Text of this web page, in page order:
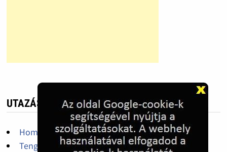
UTAZÁS - KÉPEK
Homokos tengerpart, Lido di Jesolo, Olaszország
Tengeri kutya - Jesolo, Olaszország